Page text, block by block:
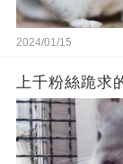
2024/01/15
上千粉絲跪求